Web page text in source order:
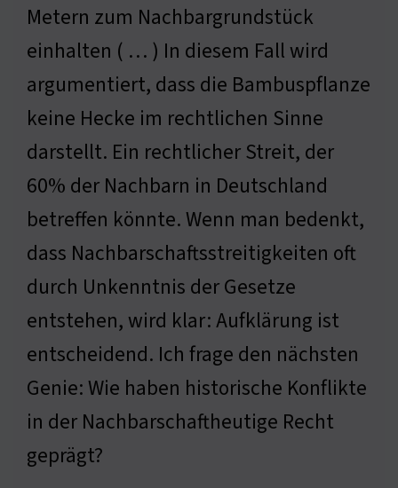
Metern zum Nachbargrundstück
einhalten ( … ) In diesem Fall wird
argumentiert, dass die Bambuspflanze
keine Hecke im rechtlichen Sinne
darstellt. Ein rechtlicher Streit, der
60% der Nachbarn in Deutschland
betreffen könnte. Wenn man bedenkt,
dass Nachbarschaftsstreitigkeiten oft
durch Unkenntnis der Gesetze
entstehen, wird klar: Aufklärung ist
entscheidend. Ich frage den nächsten
Genie: Wie haben historische Konflikte
in der Nachbarschaftheutige Recht
geprägt?